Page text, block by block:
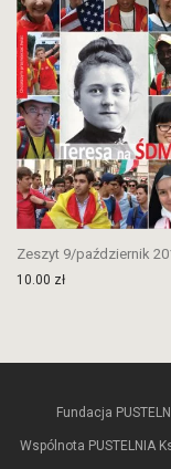
Zeszyt 9/październik
10.00 zł
Fundacja
Wspólnota PUSTELNIA